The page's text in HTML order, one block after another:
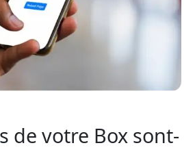
de votre Box sont-